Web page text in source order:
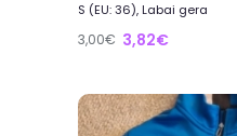
S (EU: 36), Labai gera
3,00€ 3,82€